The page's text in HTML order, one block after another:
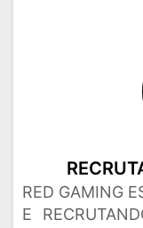
RED GAMING
E